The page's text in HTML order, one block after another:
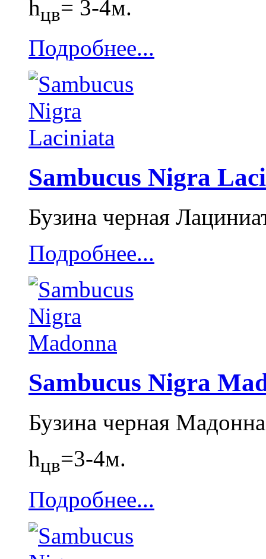
hцв= 3-4м.
Подробнее...
Sambucus Nigra
Бузина черная
Подробнее...
Sambucus Nigra
Бузина черная Мадонна
hцв=3-4м.
Подробнее...